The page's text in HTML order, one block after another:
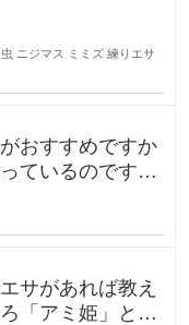
ニジマス ミミズ 練りエサ
おすすめですか
ているのです
サがあれば教え
「アミ姫」とい